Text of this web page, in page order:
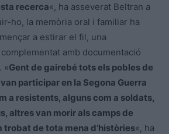
recerca«, ha asseverat Beltran a
ho, la memòria oral i familiar ha
a estirar el fil, una
amb documentació
«Gent de gairebé tots els pobles de
van participar en la Segona Guerra
a resistents, alguns com a soldats,
altres van morir als camps de
de tota mena d’històries«, ha